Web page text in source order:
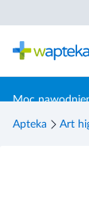
Moc
Apteka Art